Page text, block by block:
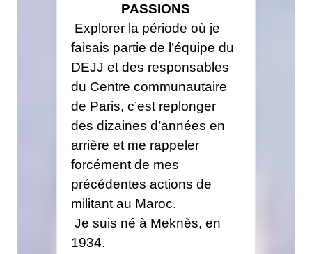
PASSIONS
Explorer la période où je
faisais partie de l’équipe du
DEJJ et des responsables
du Centre communautaire
de Paris, c’est replonger
des dizaines d’années en
arrière et me rappeler
forcément de mes
précédentes actions de
militant au Maroc.
Je suis né à Meknès, en
1934.